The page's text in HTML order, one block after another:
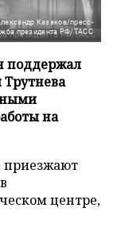
Казаков/пресс-
президента РФ/ТАСС
поддержал
на
приезжают
центре,